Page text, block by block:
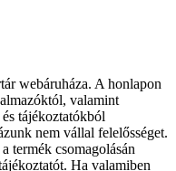
webáruháza. A honlapon
valamint
tájékoztatókból
nem vállal felelősséget.
termék csomagolásán
Ha valamiben